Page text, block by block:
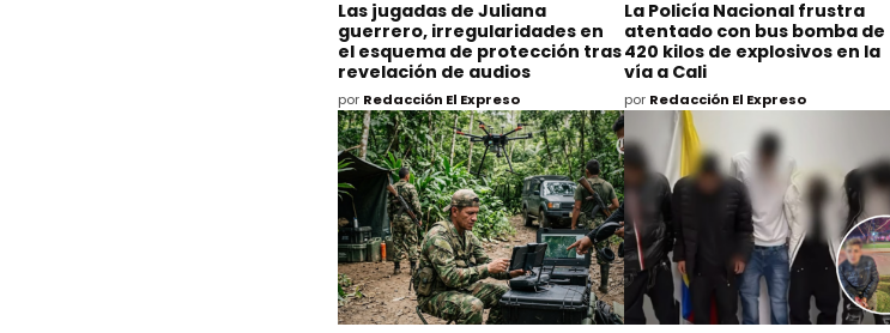
Las jugadas de Juliana
guerrero, irregularidades en
el esquema de protección tras
revelación de audios
por Redacción El Expreso
La Policía Nacional frustra
atentado con bus bomba de
420 kilos de explosivos en la
vía a Cali
por Redacción El Expreso